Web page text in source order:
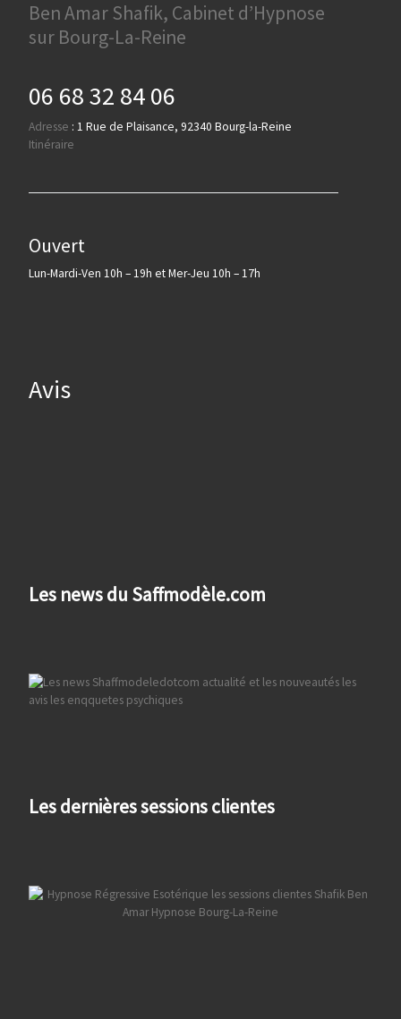
Ben Amar Shafik, Cabinet d’Hypnose
sur Bourg-La-Reine
06 68 32 84 06
Adresse : 1 Rue de Plaisance, 92340 Bourg-la-Reine
Itinéraire
Ouvert
Lun-Mardi-Ven 10h – 19h et Mer-Jeu 10h – 17h
Avis
Les news du Saffmodèle.com
Les dernières sessions clientes